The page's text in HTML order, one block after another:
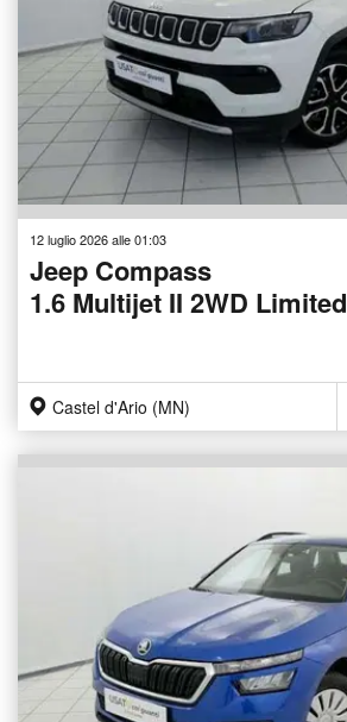
12 luglio 2026 alle 01:03
Jeep Compass
1.6 Multijet II 2WD Limited
Castel d'Ario (MN)